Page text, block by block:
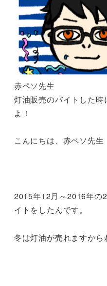
赤ペソ先生
灯油販売のバイトした
よ！
こんにちは、赤ペソ先生
2015年12月～2016年の
イトをしたんです。
冬は灯油が売れますから